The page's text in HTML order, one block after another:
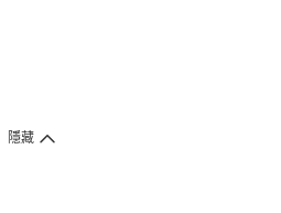
隱藏